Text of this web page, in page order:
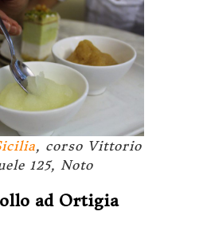
, corso Vittorio
125, Noto
ad Ortigia